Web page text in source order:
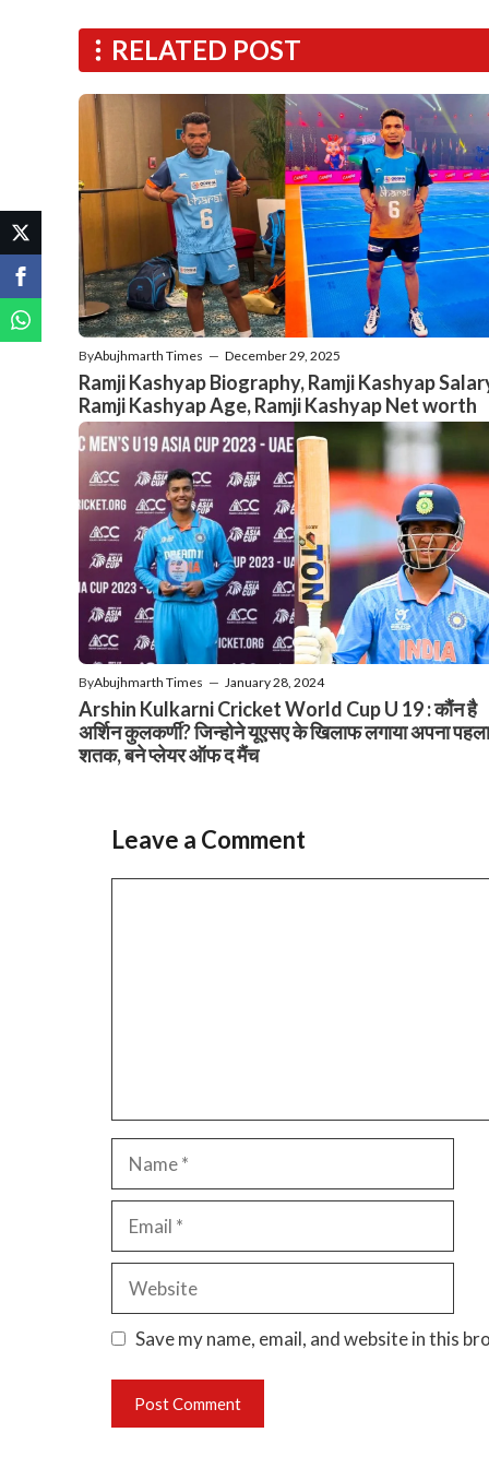
RELATED POST
ByAbujhmarth Times — December 29, 2025
Ramji Kashyap Biography, Ramji Kashyap
Ramji Kashyap Age, Ramji Kashyap Net worth
ByAbujhmarth Times — January 28, 2024
Arshin Kulkarni Cricket World Cup U 19 : कौंन है
अर्शिन कुलकर्णी? जिन्होने यूएसए के खिलाफ लगाया अपना पहला
शतक, बने प्लेयर ऑफ द मैंच
Leave a Comment
Save my name, email, and website in this